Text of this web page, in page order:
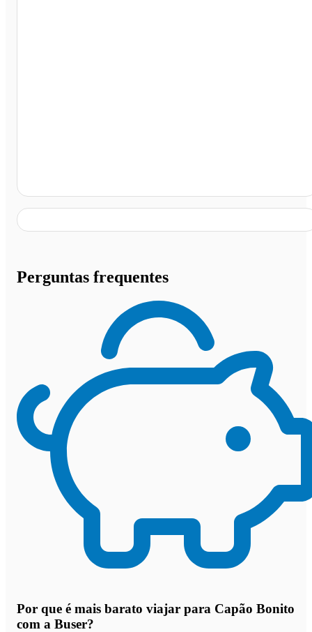
Perguntas frequentes
Por que é mais barato viajar para Capão Bonito
com a Buser?